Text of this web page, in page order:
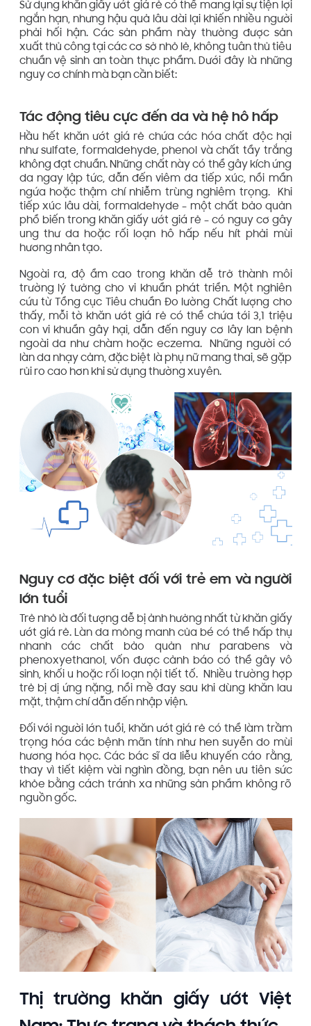
Sử dụng khăn giấy ướt giá rẻ có thể mang lại sự tiện lợi
ngắn hạn, nhưng hậu quả lâu dài lại khiến nhiều người
phải hối hận. Các sản phẩm này thường được sản
xuất thủ công tại các cơ sở nhỏ lẻ, không tuân thủ tiêu
chuẩn vệ sinh an toàn thực phẩm. Dưới đây là những
nguy cơ chính mà bạn cần biết:
Tác động tiêu cực đến da và hệ hô hấp
Hầu hết khăn ướt giá rẻ chứa các hóa chất độc hại
như sulfate, formaldehyde, phenol và chất tẩy trắng
không đạt chuẩn. Những chất này có thể gây kích ứng
da ngay lập tức, dẫn đến viêm da tiếp xúc, nổi mẩn
ngứa hoặc thậm chí nhiễm trùng nghiêm trọng. Khi
tiếp xúc lâu dài, formaldehyde – một chất bảo quản
phổ biến trong khăn giấy ướt giá rẻ – có nguy cơ gây
ung thư da hoặc rối loạn hô hấp nếu hít phải mùi
hương nhân tạo.
Ngoài ra, độ ẩm cao trong khăn dễ trở thành môi
trường lý tưởng cho vi khuẩn phát triển. Một nghiên
cứu từ Tổng cục Tiêu chuẩn Đo lường Chất lượng cho
thấy, mỗi tờ khăn ướt giá rẻ có thể chứa tới 3,1 triệu
con vi khuẩn gây hại, dẫn đến nguy cơ lây lan bệnh
ngoài da như chàm hoặc eczema. Những người có
làn da nhạy cảm, đặc biệt là phụ nữ mang thai, sẽ gặp
rủi ro cao hơn khi sử dụng thường xuyên.
Nguy cơ đặc biệt đối với trẻ em và người
lớn tuổi
Trẻ nhỏ là đối tượng dễ bị ảnh hưởng nhất từ khăn giấy
ướt giá rẻ. Làn da mỏng manh của bé có thể hấp thụ
nhanh các chất bảo quản như parabens và
phenoxyethanol, vốn được cảnh báo có thể gây vô
sinh, khối u hoặc rối loạn nội tiết tố. Nhiều trường hợp
trẻ bị dị ứng nặng, nổi mề đay sau khi dùng khăn lau
mặt, thậm chí dẫn đến nhập viện.
Đối với người lớn tuổi, khăn ướt giá rẻ có thể làm trầm
trọng hóa các bệnh mãn tính như hen suyễn do mùi
hương hóa học. Các bác sĩ da liễu khuyến cáo rằng,
thay vì tiết kiệm vài nghìn đồng, bạn nên ưu tiên sức
khỏe bằng cách tránh xa những sản phẩm không rõ
nguồn gốc.
Thị trường khăn giấy ướt Việt